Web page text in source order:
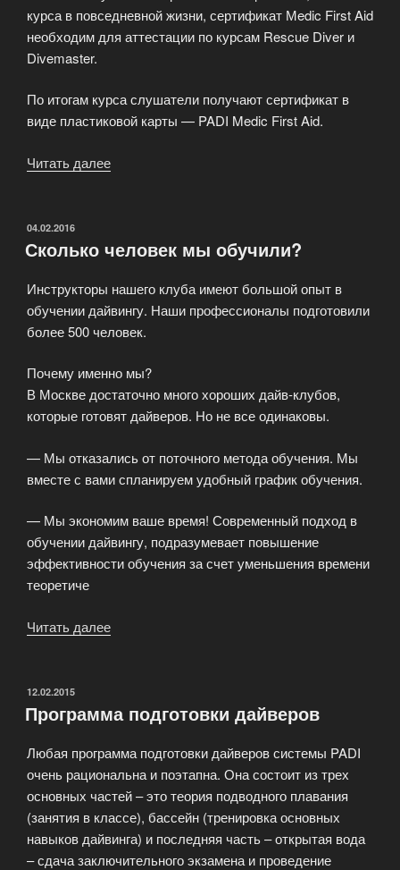
курса в повседневной жизни, сертификат Мedic First Aid
необходим для аттестации по курсам Rescue Diver и
Divemaster.
По итогам курса слушатели получают сертификат в
виде пластиковой карты — PADI Medic First Aid.
Читать далее
Aid»
ОПУБЛИКОВАНО
04.02.2016
Сколько человек мы обучили?
Инструкторы нашего клуба имеют большой опыт в
обучении дайвингу. Наши профессионалы подготовили
более 500 человек.
Почему именно мы?
В Москве достаточно много хороших дайв-клубов,
которые готовят дайверов. Но не все одинаковы.
— Мы отказались от поточного метода обучения. Мы
вместе с вами спланируем удобный график обучения.
— Мы экономим ваше время! Современный подход в
обучении дайвингу, подразумевает повышение
эффективности обучения за счет уменьшения времени
теоретиче
Читать далее
ОПУБЛИКОВАНО
12.02.2015
Программа подготовки дайверов
Любая программа подготовки дайверов системы PADI
очень рациональна и поэтапна. Она состоит из трех
основных частей – это теория подводного плавания
(занятия в классе), бассейн (тренировка основных
навыков дайвинга) и последняя часть – открытая вода
– сдача заключительного экзамена и проведение